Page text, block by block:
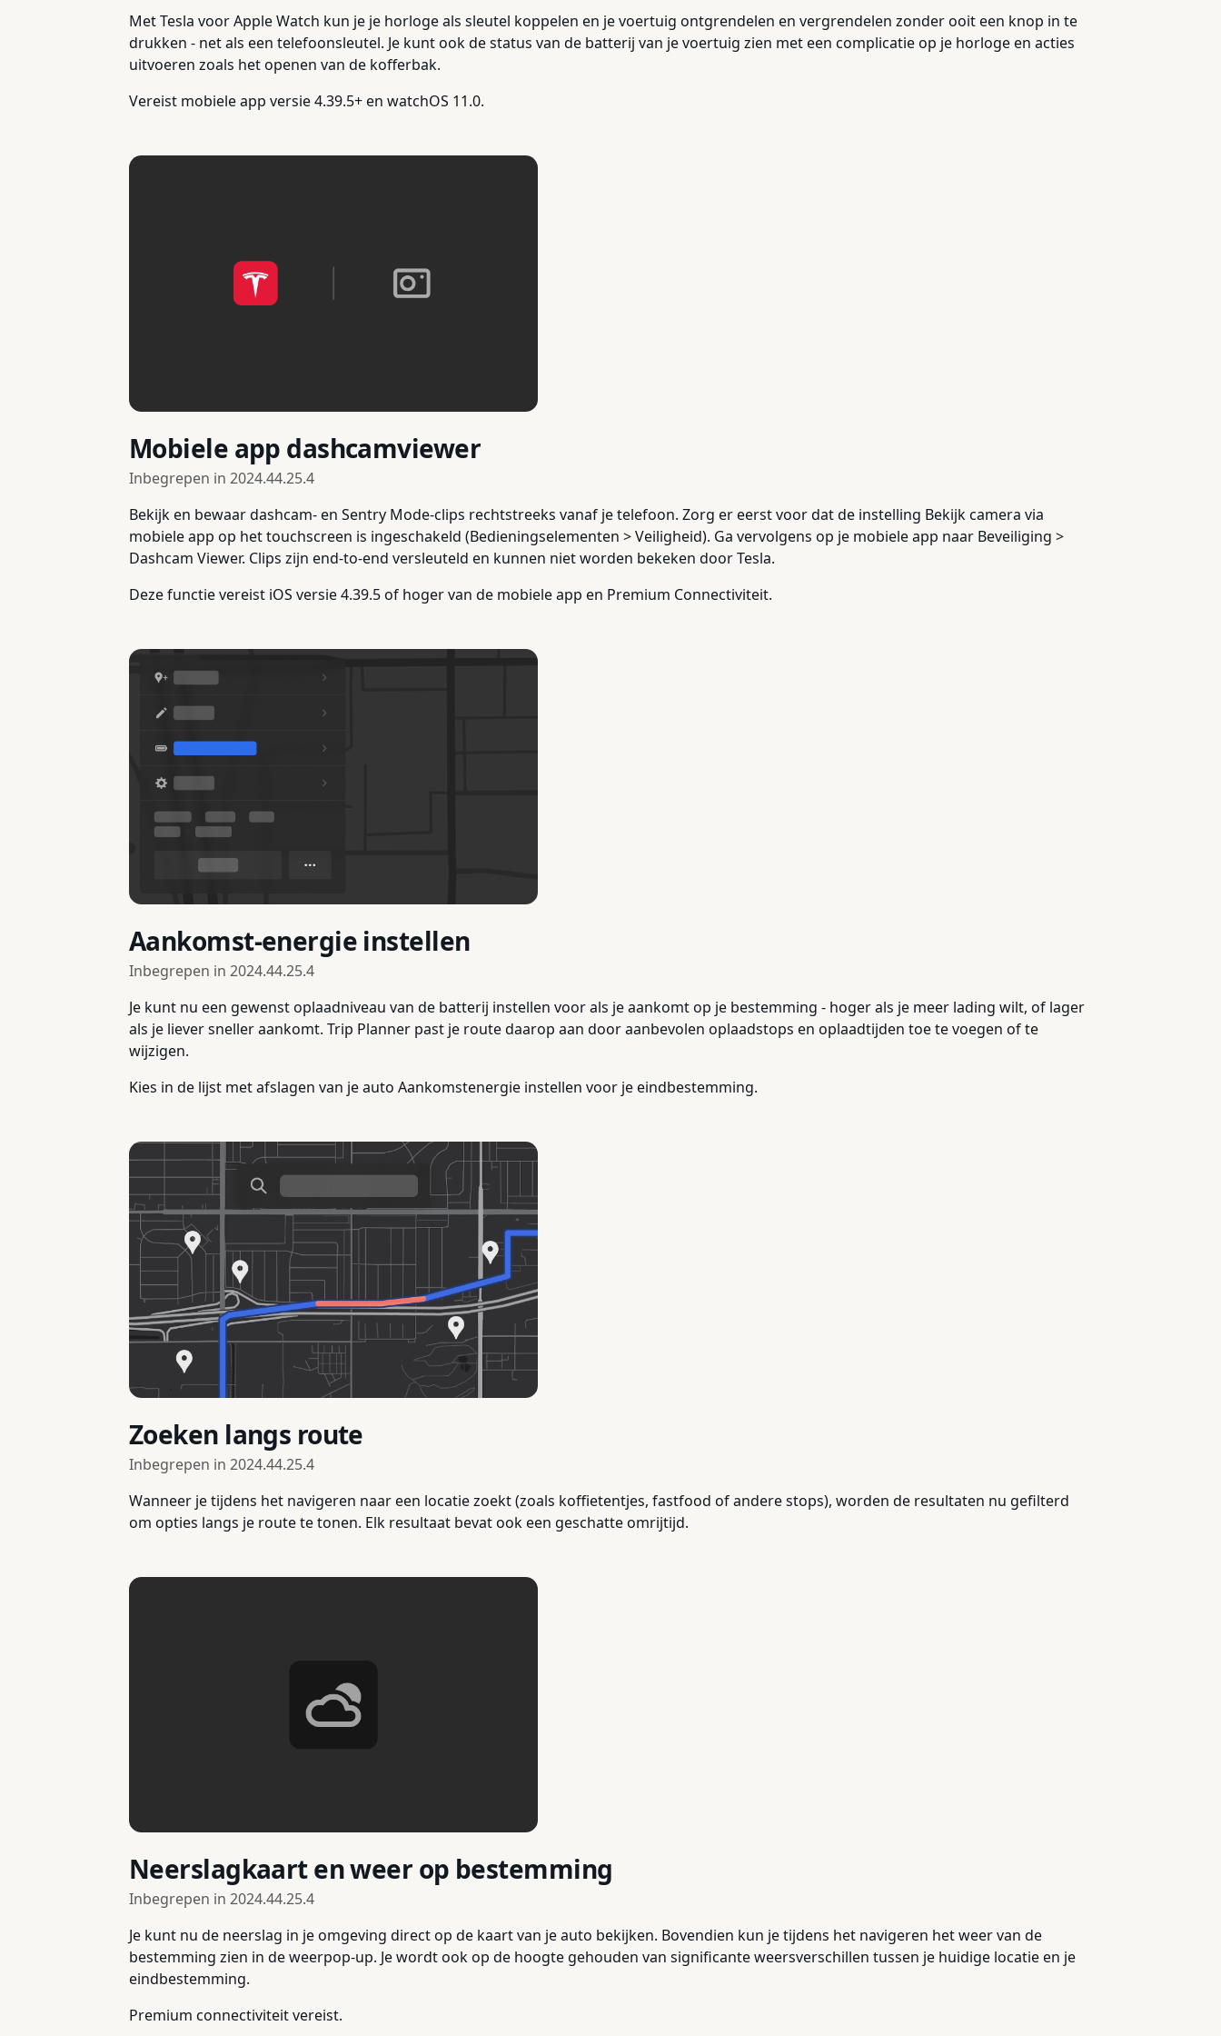
Met Tesla voor Apple Watch kun je je horloge als sleutel koppelen en je voertuig ontgrendelen en vergrendelen zonder ooit een knop in te
drukken - net als een telefoonsleutel. Je kunt ook de status van de batterij van je voertuig zien met een complicatie op je horloge en acties
uitvoeren zoals het openen van de kofferbak.
Vereist mobiele app versie 4.39.5+ en watchOS 11.0.
Mobiele app dashcamviewer
Inbegrepen in 2024.44.25.4
Bekijk en bewaar dashcam- en Sentry Mode-clips rechtstreeks vanaf je telefoon. Zorg er eerst voor dat de instelling Bekijk camera via
mobiele app op het touchscreen is ingeschakeld (Bedieningselementen > Veiligheid). Ga vervolgens op je mobiele app naar Beveiliging >
Dashcam Viewer. Clips zijn end-to-end versleuteld en kunnen niet worden bekeken door Tesla.
Deze functie vereist iOS versie 4.39.5 of hoger van de mobiele app en Premium Connectiviteit.
Aankomst-energie instellen
Inbegrepen in 2024.44.25.4
Je kunt nu een gewenst oplaadniveau van de batterij instellen voor als je aankomt op je bestemming - hoger als je meer lading wilt, of lager
als je liever sneller aankomt. Trip Planner past je route daarop aan door aanbevolen oplaadstops en oplaadtijden toe te voegen of te
wijzigen.
Kies in de lijst met afslagen van je auto Aankomstenergie instellen voor je eindbestemming.
Zoeken langs route
Inbegrepen in 2024.44.25.4
Wanneer je tijdens het navigeren naar een locatie zoekt (zoals koffietentjes, fastfood of andere stops), worden de resultaten nu gefilterd
om opties langs je route te tonen. Elk resultaat bevat ook een geschatte omrijtijd.
Neerslagkaart en weer op bestemming
Inbegrepen in 2024.44.25.4
Je kunt nu de neerslag in je omgeving direct op de kaart van je auto bekijken. Bovendien kun je tijdens het navigeren het weer van de
bestemming zien in de weerpop-up. Je wordt ook op de hoogte gehouden van significante weersverschillen tussen je huidige locatie en je
eindbestemming.
Premium connectiviteit vereist.